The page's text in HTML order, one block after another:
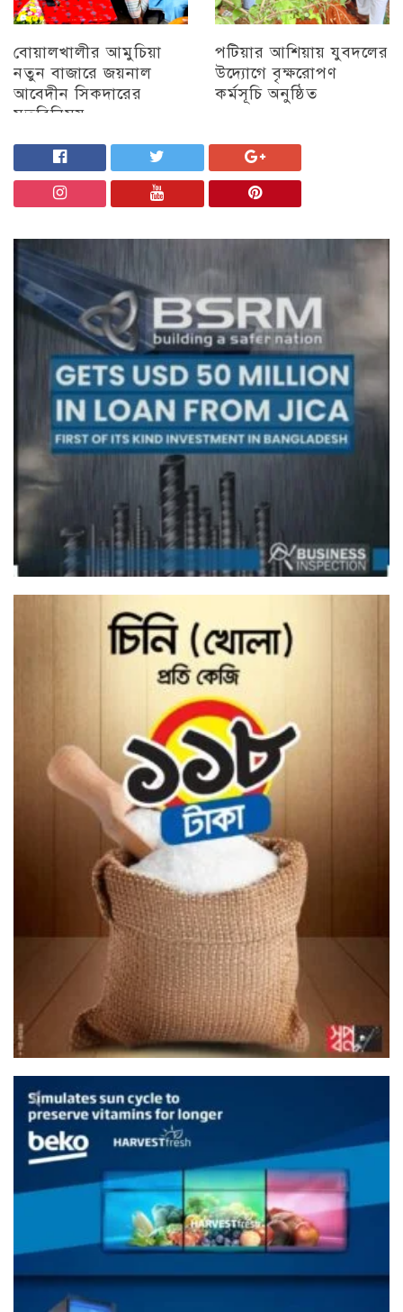
বোয়ালখালীর আমুচিয়া
নতুন বাজারে জয়নাল
আবেদীন সিকদারের
মতবিনিময়
চট্টগ্রাম
পটিয়ার আশিয়ায় যুবদলের
উদ্যোগে বৃক্ষরোপণ
কর্মসূচি অনুষ্ঠিত